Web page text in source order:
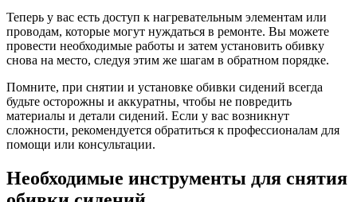
Теперь у вас есть доступ к нагревательным элементам или
проводам, которые могут нуждаться в ремонте. Вы можете
провести необходимые работы и затем установить обивку
снова на место, следуя этим же шагам в обратном порядке.
Помните, при снятии и установке обивки сидений всегда
будьте осторожны и аккуратны, чтобы не повредить
материалы и детали сидений. Если у вас возникнут
сложности, рекомендуется обратиться к профессионалам для
помощи или консультации.
Необходимые инструменты для снятия